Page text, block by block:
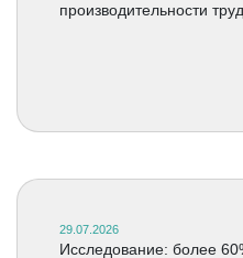
производительности
29.07.2026
Исследование: более